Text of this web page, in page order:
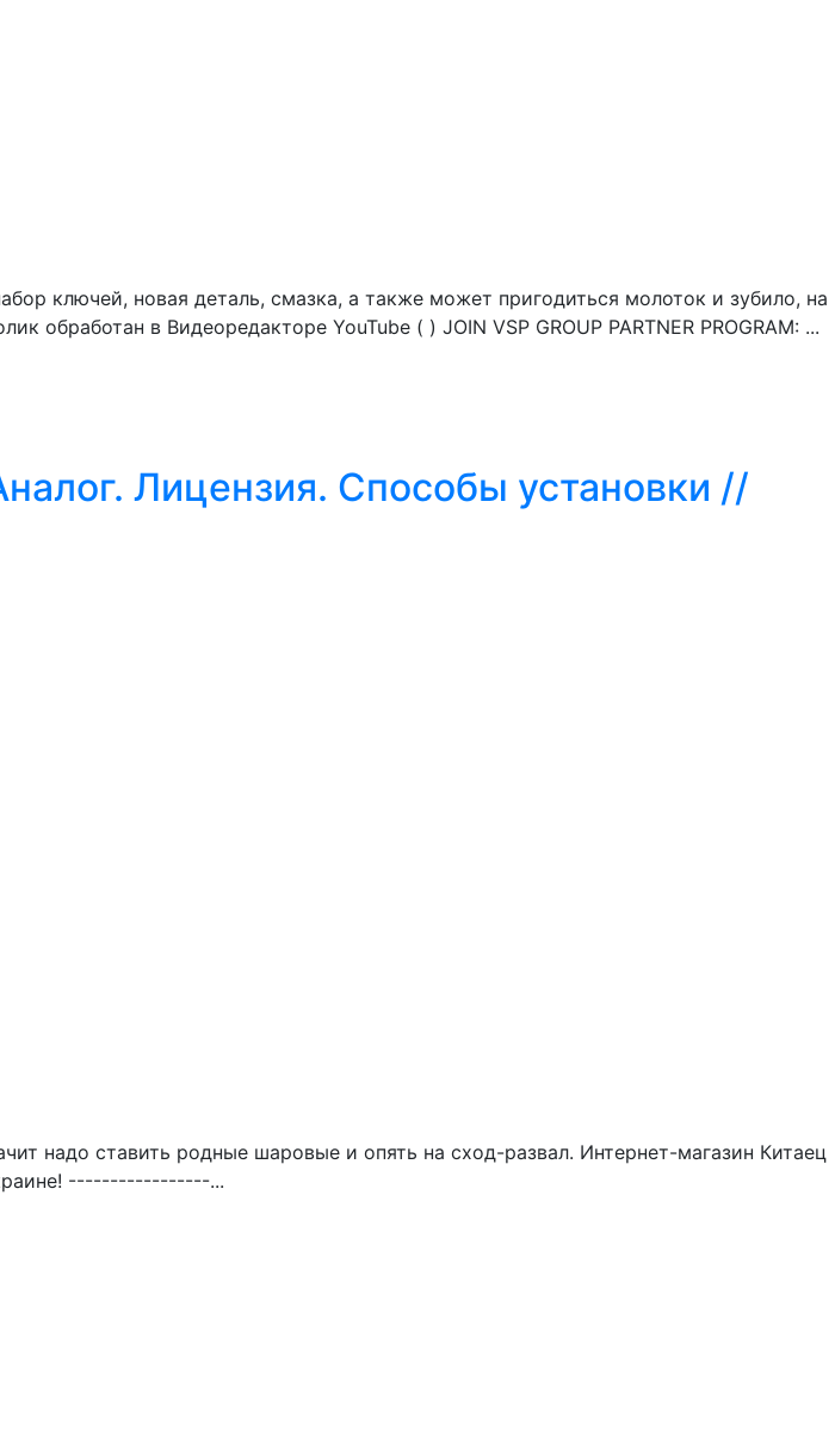
ключей, новая деталь, смазка, а также может пригодиться молоток и зубило, на
обработан в Видеоредакторе YouTube ( ) JOIN VSP GROUP PARTNER PROGRAM: ...
Лицензия. Способы установки //
надо ставить родные шаровые и опять на сход-развал. Интернет-магазин Китаец
-----------------...